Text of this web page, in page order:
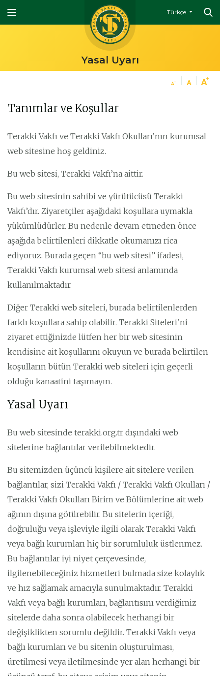
Türkçe
Yasal Uyarı
Tanımlar ve Koşullar
Terakki Vakfı ve Terakki Vakfı Okulları’nın kurumsal
web sitesine hoş geldiniz.
Bu web sitesi, Terakki Vakfı’na aittir.
Bu web sitesinin sahibi ve yürütücüsü Terakki
Vakfı’dır. Ziyaretçiler aşağıdaki koşullara uymakla
yükümlüdürler. Bu nedenle devam etmeden önce
aşağıda belirtilenleri dikkatle okumanızı rica
ediyoruz. Burada geçen “bu web sitesi” ifadesi,
Terakki Vakfı kurumsal web sitesi anlamında
kullanılmaktadır.
Diğer Terakki web siteleri, burada belirtilenlerden
farklı koşullara sahip olabilir. Terakki Siteleri’ni
ziyaret ettiğinizde lütfen her bir web sitesinin
kendisine ait koşullarını okuyun ve burada belirtilen
koşulların bütün Terakki web siteleri için geçerli
olduğu kanaatini taşımayın.
Yasal Uyarı
Bu web sitesinde terakki.org.tr dışındaki web
sitelerine bağlantılar verilebilmektedir.
Bu sitemizden üçüncü kişilere ait sitelere verilen
bağlantılar, sizi Terakki Vakfı / Terakki Vakfı Okulları /
Terakki Vakfı Okulları Birim ve Bölümlerine ait web
ağının dışına götürebilir. Bu sitelerin içeriği,
doğruluğu veya işleviyle ilgili olarak Terakki Vakfı
veya bağlı kurumları hiç bir sorumluluk üstlenmez.
Bu bağlantılar iyi niyet çerçevesinde,
ilgilenebileceğiniz hizmetleri bulmada size kolaylık
ve hız sağlamak amacıyla sunulmaktadır. Terakki
Vakfı veya bağlı kurumları, bağlantısını verdiğimiz
sitelerde daha sonra olabilecek herhangi bir
değişiklikten sorumlu değildir. Terakki Vakfı veya
bağlı kurumları ve bu sitenin oluşturulması,
üretilmesi veya iletilmesinde yer alan herhangi bir